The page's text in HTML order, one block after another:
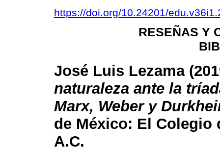
https://doi.org/10.24201/
RESEÑAS Y
José Luis Lezama
naturaleza ante la
Marx, Weber y
de México: El Colegio
A.C.